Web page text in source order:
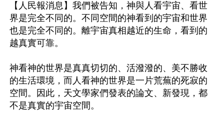
【人民報消息】我們被告知，神與人看宇宙、看世
界是完全不同的。不同空間的神看到的宇宙和世界
也是完全不同的。離宇宙真相越近的生命，看到的
越真實可靠。
神看神的世界是真真切切的、活潑潑的、美不勝收
的生活環境，而人看神的世界是一片荒蕪的死寂的
空間。因此，天文學家們發表的論文、新發現，都
不是真實的宇宙空間。